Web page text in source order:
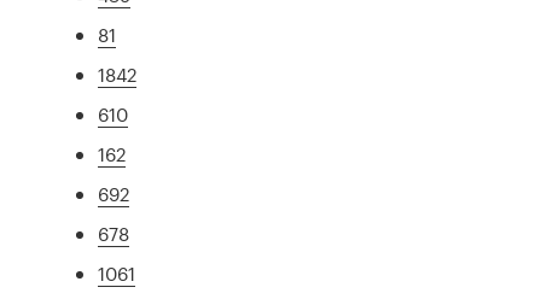
81
1842
610
162
692
678
1061